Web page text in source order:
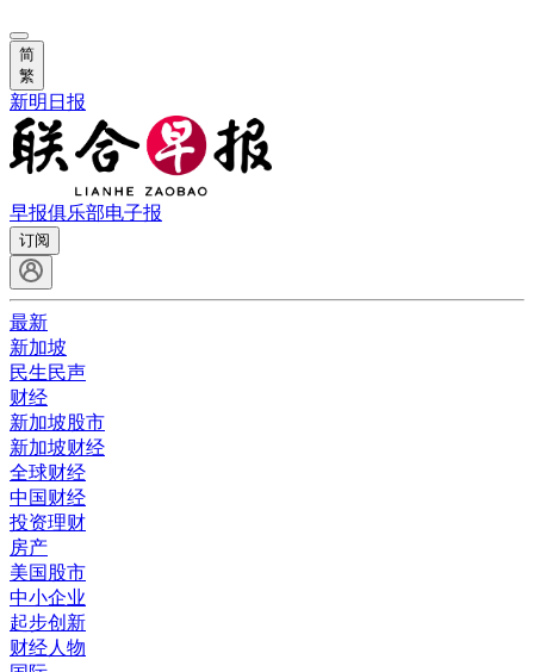
简
繁
新明日报
早报俱乐部电子报
订阅
最新
新加坡
民生民声
财经
新加坡股市
新加坡财经
全球财经
中国财经
投资理财
房产
美国股市
中小企业
起步创新
财经人物